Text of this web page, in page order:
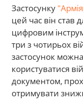
Застосунку
цей час він став
цифровим
три з чотирьох
застосунок
користуватися
документом,
отримувати